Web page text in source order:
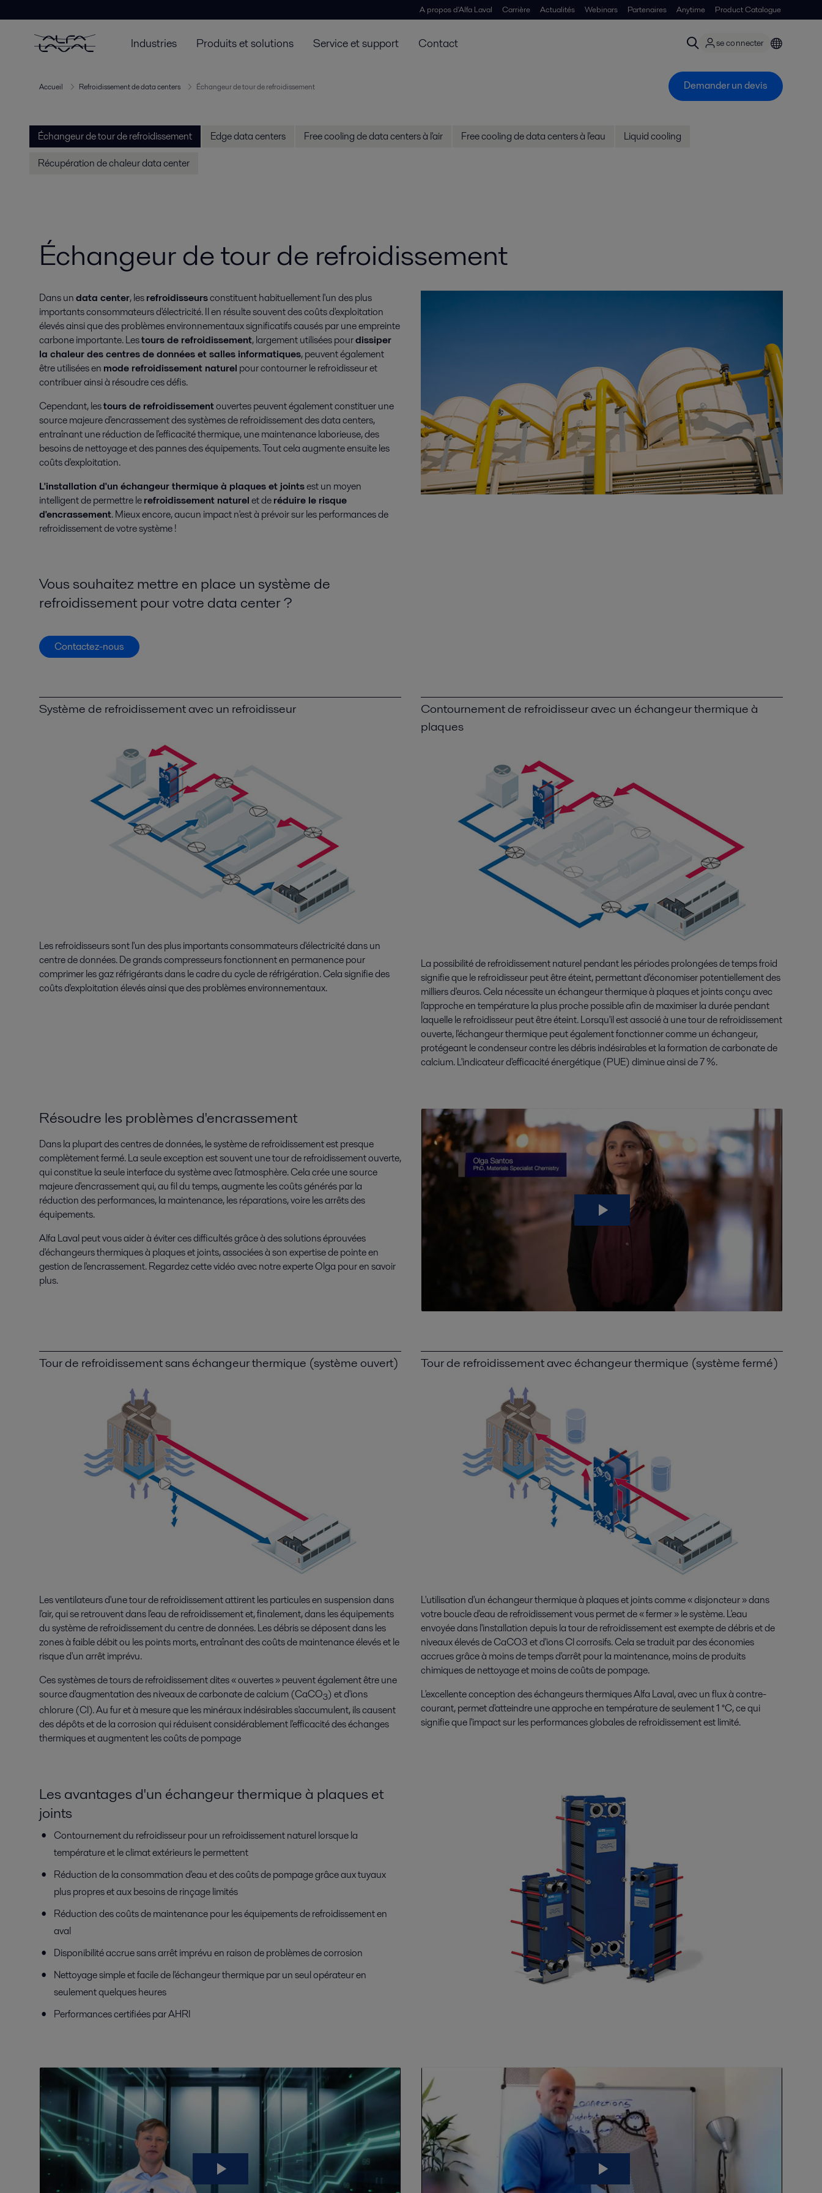
A propos d'Alfa Laval Carrière Actualités Webinars Partenaires Anytime Product Catalogue
Industries Produits et solutions Service et support Contact se connecter
Accueil Refroidissement de data centers Échangeur de tour de refroidissement Demander un devis
Échangeur de tour de refroidissement Edge data centers Free cooling de data centers à l'air Free cooling de data centers à l'eau
Liquid cooling
Récupération de chaleur data center
Échangeur de tour de refroidissement
Dans undata center, lesrefroidisseursconstituent habituellement l'un des plus
importants consommateurs d'électricité. Il en résulte souvent des coûts d'exploitation
élevés ainsi que des problèmes environnementaux significatifs causés par une empreinte
carbone importante. Lestours de refroidissement, largement utilisées pourdissiper
la chaleur des centres de données et salles informatiques, peuvent également
être utilisées en mode refroidissement naturel pour contourner le refroidisseur et
contribuer ainsi à résoudre ces défis.
Cependant, lestours de refroidissementouvertes peuvent également constituer une
source majeure d'encrassement des systèmes de refroidissement des data centers,
entraînant une réduction de l'efficacité thermique, une maintenance laborieuse, des
besoins de nettoyage et des pannes des équipements. Tout cela augmente ensuite les
coûts d'exploitation.
L'installation d'un échangeur thermique à plaques et jointsest un moyen
intelligent de permettre lerefroidissement naturelet deréduire le risque
d'encrassement. Mieux encore, aucun impact n'est à prévoir sur les performances de
refroidissement de votre système !
Vous souhaitez mettre en place un système de
refroidissement pour votre data center ?
Contactez-nous
Système de refroidissement avec un refroidisseur
Les refroidisseurs sont l'un des plus importants consommateurs d'électricité dans un
centre de données. De grands compresseurs fonctionnent en permanence pour
comprimer les gaz réfrigérants dans le cadre du cycle de réfrigération. Cela signifie des
coûts d'exploitation élevés ainsi que des problèmes environnementaux.
Contournement de refroidisseur avec un échangeur thermique à
plaques
La possibilité de refroidissement naturel pendant les périodes prolongées de temps froid
signifie que le refroidisseur peut être éteint, permettant d'économiser potentiellement des
milliers d'euros. Cela nécessite un échangeur thermique à plaques et joints conçu avec
l'approche en température la plus proche possible afin de maximiser la durée pendant
laquelle le refroidisseur peut être éteint. Lorsqu'il est associé à une tour de refroidissement
ouverte, l'échangeur thermique peut également fonctionner comme un échangeur,
protégeant le condenseur contre les débris indésirables et la formation de carbonate de
calcium. L'indicateur d'efficacité énergétique (PUE) diminue ainsi de 7 %.
Résoudre les problèmes d'encrassement
Dans la plupart des centres de données, le système de refroidissement est presque
complètement fermé. La seule exception est souvent une tour de refroidissement ouverte,
qui constitue la seule interface du système avec l'atmosphère. Cela crée une source
majeure d'encrassement qui, au fil du temps, augmente les coûts générés par la
réduction des performances, la maintenance, les réparations, voire les arrêts des
équipements.
Alfa Laval peut vous aider à éviter ces difficultés grâce à des solutions éprouvées
d'échangeurs thermiques à plaques et joints, associées à son expertise de pointe en
gestion de l'encrassement. Regardez cette vidéo avec notre experte Olga pour en savoir
plus.
Tour de refroidissement sans échangeur thermique (système ouvert)
Les ventilateurs d'une tour de refroidissement attirent les particules en suspension dans
l'air, qui se retrouvent dans l'eau de refroidissement et, finalement, dans les équipements
du système de refroidissement du centre de données. Les débris se déposent dans les
zones à faible débit ou les points morts, entraînant des coûts de maintenance élevés et le
risque d'un arrêt imprévu.
Ces systèmes de tours de refroidissement dites « ouvertes » peuvent également être une
source d'augmentation des niveaux de carbonate de calcium (CaCO3) et d'ions
chlorure (Cl). Au fur et à mesure que les minéraux indésirables s'accumulent, ils causent
des dépôts et de la corrosion qui réduisent considérablement l'efficacité des échanges
thermiques et augmentent les coûts de pompage
Tour de refroidissement avec échangeur thermique (système fermé)
L'utilisation d'un échangeur thermique à plaques et joints comme « disjoncteur » dans
votre boucle d'eau de refroidissement vous permet de « fermer » le système. L'eau
envoyée dans l'installation depuis la tour de refroidissement est exempte de débris et de
niveaux élevés de CaCO3 et d'ions Cl corrosifs. Cela se traduit par des économies
accrues grâce à moins de temps d'arrêt pour la maintenance, moins de produits
chimiques de nettoyage et moins de coûts de pompage.
L'excellente conception des échangeurs thermiques Alfa Laval, avec un flux à contre-
courant, permet d'atteindre une approche en température de seulement 1 °C, ce qui
signifie que l'impact sur les performances globales de refroidissement est limité.
Les avantages d'un échangeur thermique à plaques et
joints
Contournement du refroidisseur pour un refroidissement naturel lorsque la
température et le climat extérieurs le permettent
Réduction de la consommation d'eau et des coûts de pompage grâce aux tuyaux
plus propres et aux besoins de rinçage limités
Réduction des coûts de maintenance pour les équipements de refroidissement en
aval
Disponibilité accrue sans arrêt imprévu en raison de problèmes de corrosion
Nettoyage simple et facile de l'échangeur thermique par un seul opérateur en
seulement quelques heures
Performances certifiées par AHRI